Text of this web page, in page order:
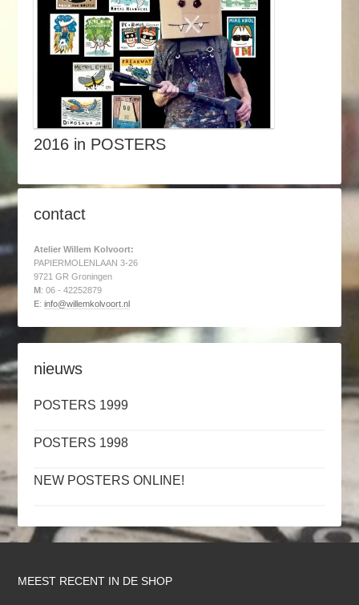
2016 in POSTERS
contact
Atelier Willem Kolvoort:
PAPIERMOLENLAAN 3-26
9721 GR Groningen
M: 06 - 42252879
E:info@willemkolvoort.nl
nieuws
POSTERS 1999
POSTERS 1998
NEW POSTERS ONLINE!
MEEST RECENT IN DE SHOP